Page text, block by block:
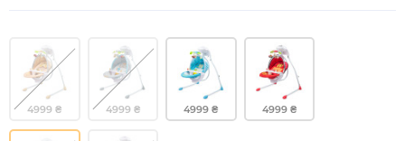
4999 ₴ 4999 ₴ 4999 ₴ 4999 ₴